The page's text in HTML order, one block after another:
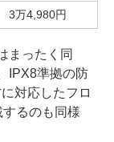
3万4,980円
まったく同
IPX8準拠の防
対応したフロ
るのも同様